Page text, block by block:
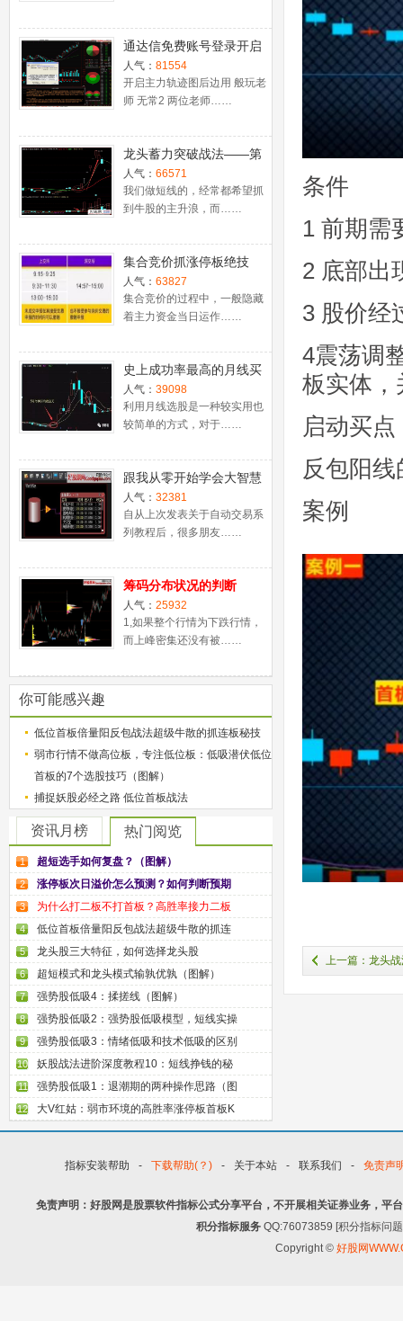
通达信免费账号登录开启
十档框和调用主力监控教
程
人气： 81554
开启主力轨迹图后边用 般玩老
师 无常2 两位老师……
龙头蓄力突破战法——第
一时间介入牛股主升浪捕
捉涨停板的技巧（图解）
人气： 66571
我们做短线的，经常都希望抓
到牛股的主升浪，而……
集合竞价抓涨停板绝技
（附公式源码）
人气： 63827
集合竞价的过程中，一般隐藏
着主力资金当日运作……
史上成功率最高的月线买
入法，精准高效筛选暴涨
牛股，堪称选股法宝！
人气： 39098
利用月线选股是一种较实用也
较简单的方式，对于……
跟我从零开始学会大智慧
股票池自动交易
人气： 32381
自从上次发表关于自动交易系
列教程后，很多朋友……
筹码分布状况的判断
人气： 25932
1,如果整个行情为下跌行情，
而上峰密集还没有被……
你可能感兴趣
低位首板倍量阳反包战法超级牛散的抓连板秘技
弱市行情不做高位板，专注低位板：低吸潜伏低位
首板的7个选股技巧（图解）
捕捉妖股必经之路 低位首板战法
资讯月榜 热门阅览
1 超短选手如何复盘？（图解）
2 涨停板次日溢价怎么预测？如何判断预期
3 为什么打二板不打首板？高胜率接力二板
4 低位首板倍量阳反包战法超级牛散的抓连
5 龙头股三大特征，如何选择龙头股
6 超短模式和龙头模式输孰优孰（图解）
7 强势股低吸4：揉搓线（图解）
8 强势股低吸2：强势股低吸模型，短线实操
9 强势股低吸3：情绪低吸和技术低吸的区别
10 妖股战法进阶深度教程10：短线挣钱的秘
11 强势股低吸1：退潮期的两种操作思路（图
12 大V红姑：弱市环境的高胜率涨停板首板K
条件
1 前期需
2 底部出
3 股价经
4震荡调
板实体，
启动买点
反包阳
案例
上一篇：龙头
指标安装帮助 - 下载帮助(？) - 关于本站 - 联系我们 - 免责声
免责声明：好股网是股票软件指标公式分享平台，不开展相关证券业务，平
积分指标服务 QQ:76073859 [积分指标问
Copyright © 好股网